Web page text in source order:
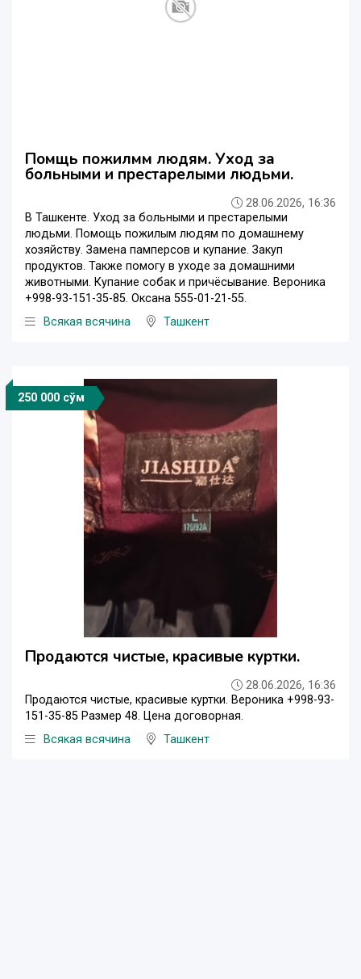
Помщь пожилмм людям. Уход за
больными и престарелыми людьми.
28.06.2026, 16:36
В Ташкенте. Уход за больными и престарелыми
людьми. Помощь пожилым людям по домашнему
хозяйству. Замена памперсов и купание. Закуп
продуктов. Также помогу в уходе за домашними
животными. Купание собак и причёсывание. Вероника
+998-93-151-35-85. Оксана 555-01-21-55.
Всякая всячина
Ташкент
250 000 сўм
Продаются чистые, красивые куртки.
28.06.2026, 16:36
Продаются чистые, красивые куртки. Вероника +998-93-
151-35-85 Размер 48. Цена договорная.
Всякая всячина
Ташкент